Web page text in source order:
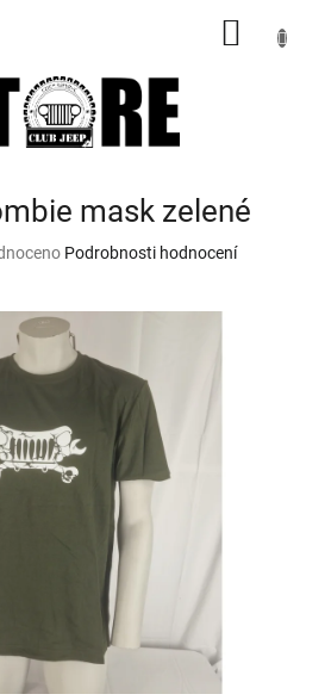
mask zelené
Podrobnosti hodnocení